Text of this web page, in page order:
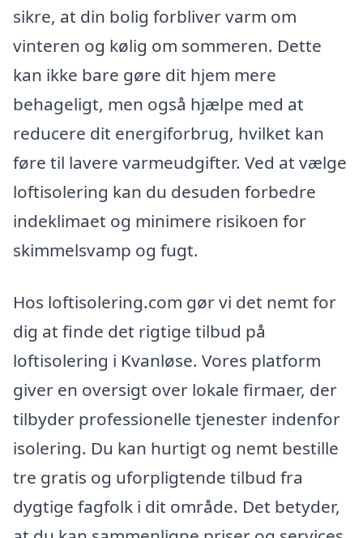
sikre, at din bolig forbliver varm om
vinteren og kølig om sommeren. Dette
kan ikke bare gøre dit hjem mere
behageligt, men også hjælpe med at
reducere dit energiforbrug, hvilket kan
føre til lavere varmeudgifter. Ved at vælge
loftisolering kan du desuden forbedre
indeklimaet og minimere risikoen for
skimmelsvamp og fugt.
Hos loftisolering.com gør vi det nemt for
dig at finde det rigtige tilbud på
loftisolering i Kvanløse. Vores platform
giver en oversigt over lokale firmaer, der
tilbyder professionelle tjenester indenfor
isolering. Du kan hurtigt og nemt bestille
tre gratis og uforpligtende tilbud fra
dygtige fagfolk i dit område. Det betyder,